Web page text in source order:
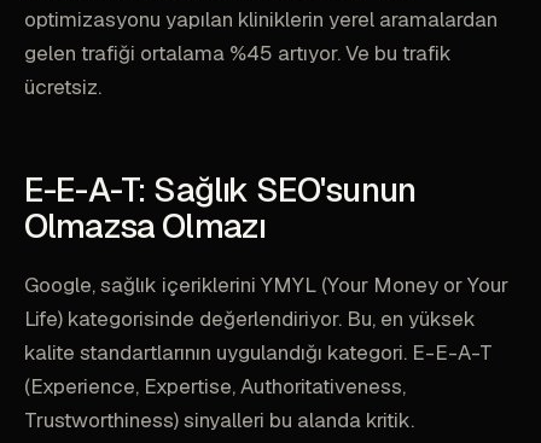
optimizasyonu yapılan kliniklerin yerel aramalardan
gelen trafiği ortalama %45 artıyor. Ve bu trafik
ücretsiz.
E-E-A-T: Sağlık SEO'sunun
Olmazsa Olmazı
Google, sağlık içeriklerini YMYL (Your Money or Your
Life) kategorisinde değerlendiriyor. Bu, en yüksek
kalite standartlarının uygulandığı kategori. E-E-A-T
(Experience, Expertise, Authoritativeness,
Trustworthiness) sinyalleri bu alanda kritik.